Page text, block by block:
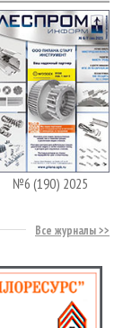
№6 (190) 2025
Все журналы